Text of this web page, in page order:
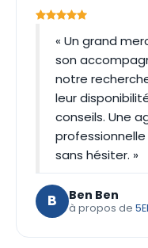
« Un grand
son
notre
leur
conseils. Une
sans hésiter. »
B Ben Ben
à propos de